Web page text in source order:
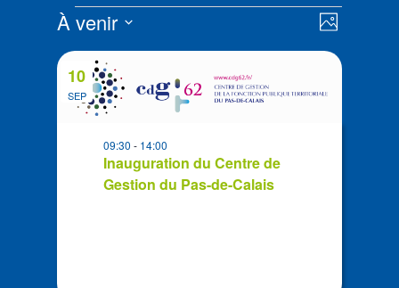
Évènements
par
de
vues
Photo
À venir
la
date
List
of
events
Photo
View
SEP
10
Inauguration du Centre de
Gestion du Pas-de-Calais
09:30- 14:00